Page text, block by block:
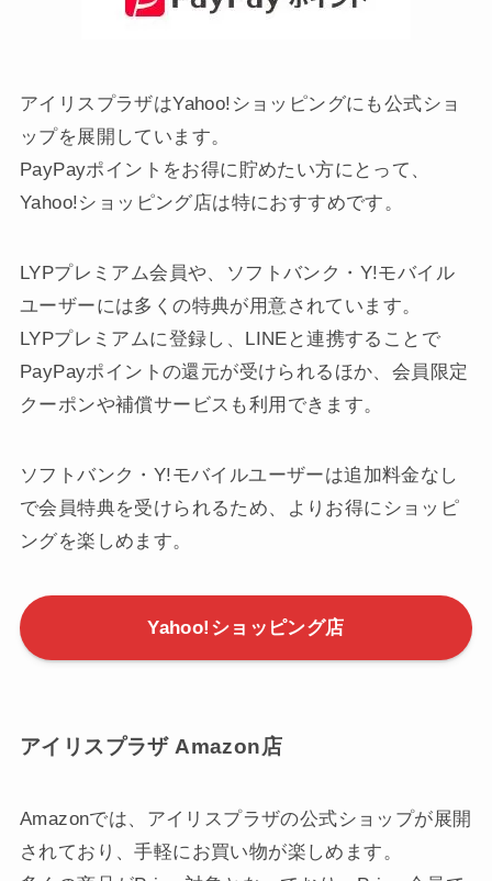
アイリスプラザはYahoo!ショッピングにも公式ショ
ップを展開しています。
PayPayポイントをお得に貯めたい方にとって、
LYPプレミアム会員や、ソフトバンク・Y!モバイル
ユーザーには多くの特典が用意されています。
PayPayポイントの還元が受けられるほか、会員限定
クーポンや補償サービスも利用できます。
で会員特典を受けられるため、よりお得にショッピ
Yahoo!ショッピング店